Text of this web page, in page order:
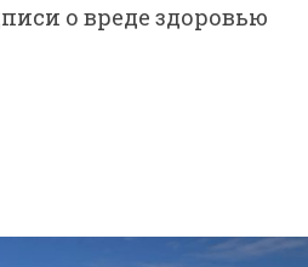
о вреде здоровью